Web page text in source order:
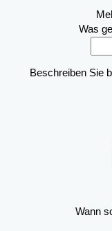
Was
Beschreiben Sie
Wann